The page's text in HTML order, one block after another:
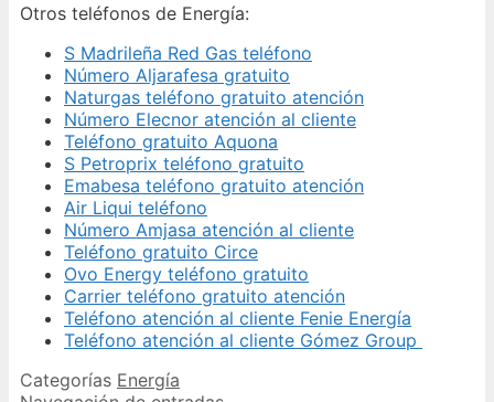
Otros teléfonos de Energía:
S Madrileña Red Gas teléfono
Número Aljarafesa gratuito
Naturgas teléfono gratuito atención
Número Elecnor atención al cliente
Teléfono gratuito Aquona
S Petroprix teléfono gratuito
Emabesa teléfono gratuito atención
Air Liqui teléfono
Número Amjasa atención al cliente
Teléfono gratuito Circe
Ovo Energy teléfono gratuito
Carrier teléfono gratuito atención
Teléfono atención al cliente Fenie Energía
Teléfono atención al cliente Gómez Group
Categorías Energía